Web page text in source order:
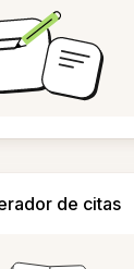
de citas